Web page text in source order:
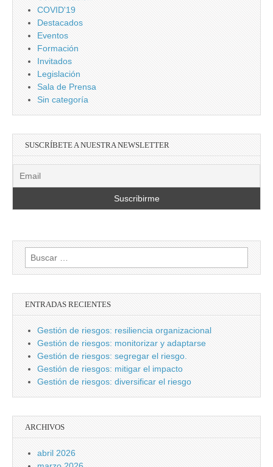
COVID'19
Destacados
Eventos
Formación
Invitados
Legislación
Sala de Prensa
Sin categoría
SUSCRÍBETE A NUESTRA NEWSLETTER
Buscar:
ENTRADAS RECIENTES
Gestión de riesgos: resiliencia organizacional
Gestión de riesgos: monitorizar y adaptarse
Gestión de riesgos: segregar el riesgo.
Gestión de riesgos: mitigar el impacto
Gestión de riesgos: diversificar el riesgo
ARCHIVOS
abril 2026